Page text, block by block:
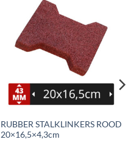
RUBBER STALKLINKERS ROOD
20×16,5×4,3cm